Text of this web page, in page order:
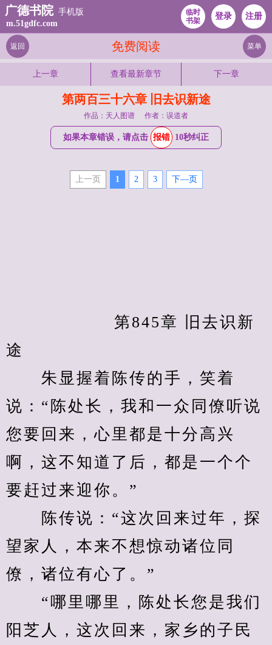
广德书院 手机版
m.51gdfc.com
临时
书架
登录 注册
免费阅读
返回 菜单
上一章 查看最新章节 下一章
第两百三十六章 旧去识新途
作品：天人图谱 作者：误道者
如果本章错误，请点击 报错 10秒纠正
上一页 1 2 3 下—页
途
朱显握着陈传的手，笑着
说：“陈处长，我和一众同僚听说
您要回来，心里都是十分高兴
啊，这不知道了后，都是一个个
要赶过来迎你。”
陈传说：“这次回来过年，探
望家人，本来不想惊动诸位同
僚，诸位有心了。”
“哪里哪里，陈处长您是我们
阳芝人，这次回来，家乡的子民